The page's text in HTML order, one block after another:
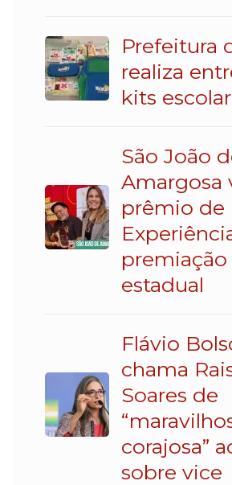
Prefeitura
realiza
kits
São João
Amargosa
prêmio de
premiação
estadual
Flávio
chama
Soares de
corajosa”
sobre vice